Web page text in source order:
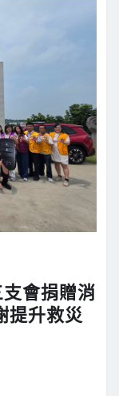
會捐贈消
提升救災